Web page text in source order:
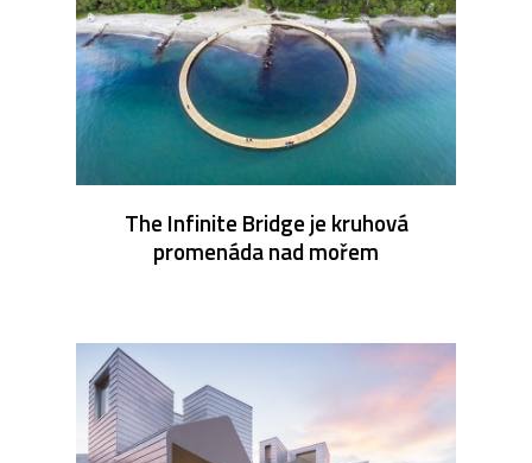
The Infinite Bridge je kruhová
promenáda nad mořem